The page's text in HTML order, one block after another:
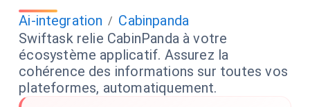
Ai-integration / Cabinpanda
Swiftask relie CabinPanda à votre
écosystème applicatif. Assurez la
cohérence des informations sur toutes vos
plateformes, automatiquement.